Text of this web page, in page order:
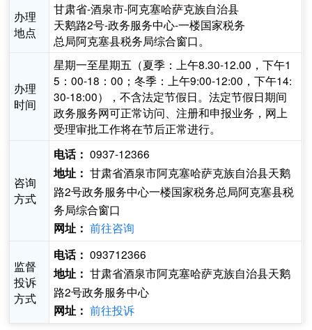
办理
地点
甘肃省-酒泉市-阿克塞哈萨克族自治县
天鹅路2号-政务服务中心-一楼国家税务
总局阿克塞县税务局综合窗口。
办理
时间
星期一至星期五（夏季：上午8.30-12.00，下午1
5：00-18：00；冬季：上午9:00-12:00，下午14:
30-18:00），不含法定节假日。法定节假日期间
政务服务网可正常访问、注册和申报业务，网上
受理审批工作将在节后正常进行。
咨询
方式
电话： 0937-12366
地址： 甘肃省酒泉市阿克塞哈萨克族自治县天鹅
路2号政务服务中心一楼国家税务总局阿克塞县税
务局综合窗口
网址： 前往咨询
监督
投诉
方式
电话： 093712366
地址： 甘肃省酒泉市阿克塞哈萨克族自治县天鹅
路2号政务服务中心
网址： 前往投诉